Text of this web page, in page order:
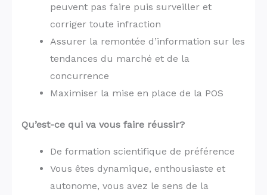
peuvent pas faire puis surveiller et
corriger toute infraction
Assurer la remontée d’information sur les
tendances du marché et de la
concurrence
Maximiser la mise en place de la POS
Qu’est-ce qui va vous faire réussir?
De formation scientifique de préférence
Vous êtes dynamique, enthousiaste et
autonome, vous avez le sens de la